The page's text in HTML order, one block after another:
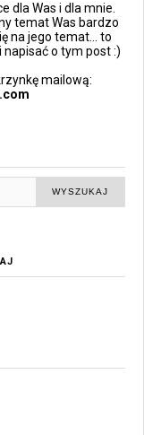
dla Was i dla mnie.
temat Was bardzo
na jego temat... to
napisać o tym post :)
mailową: